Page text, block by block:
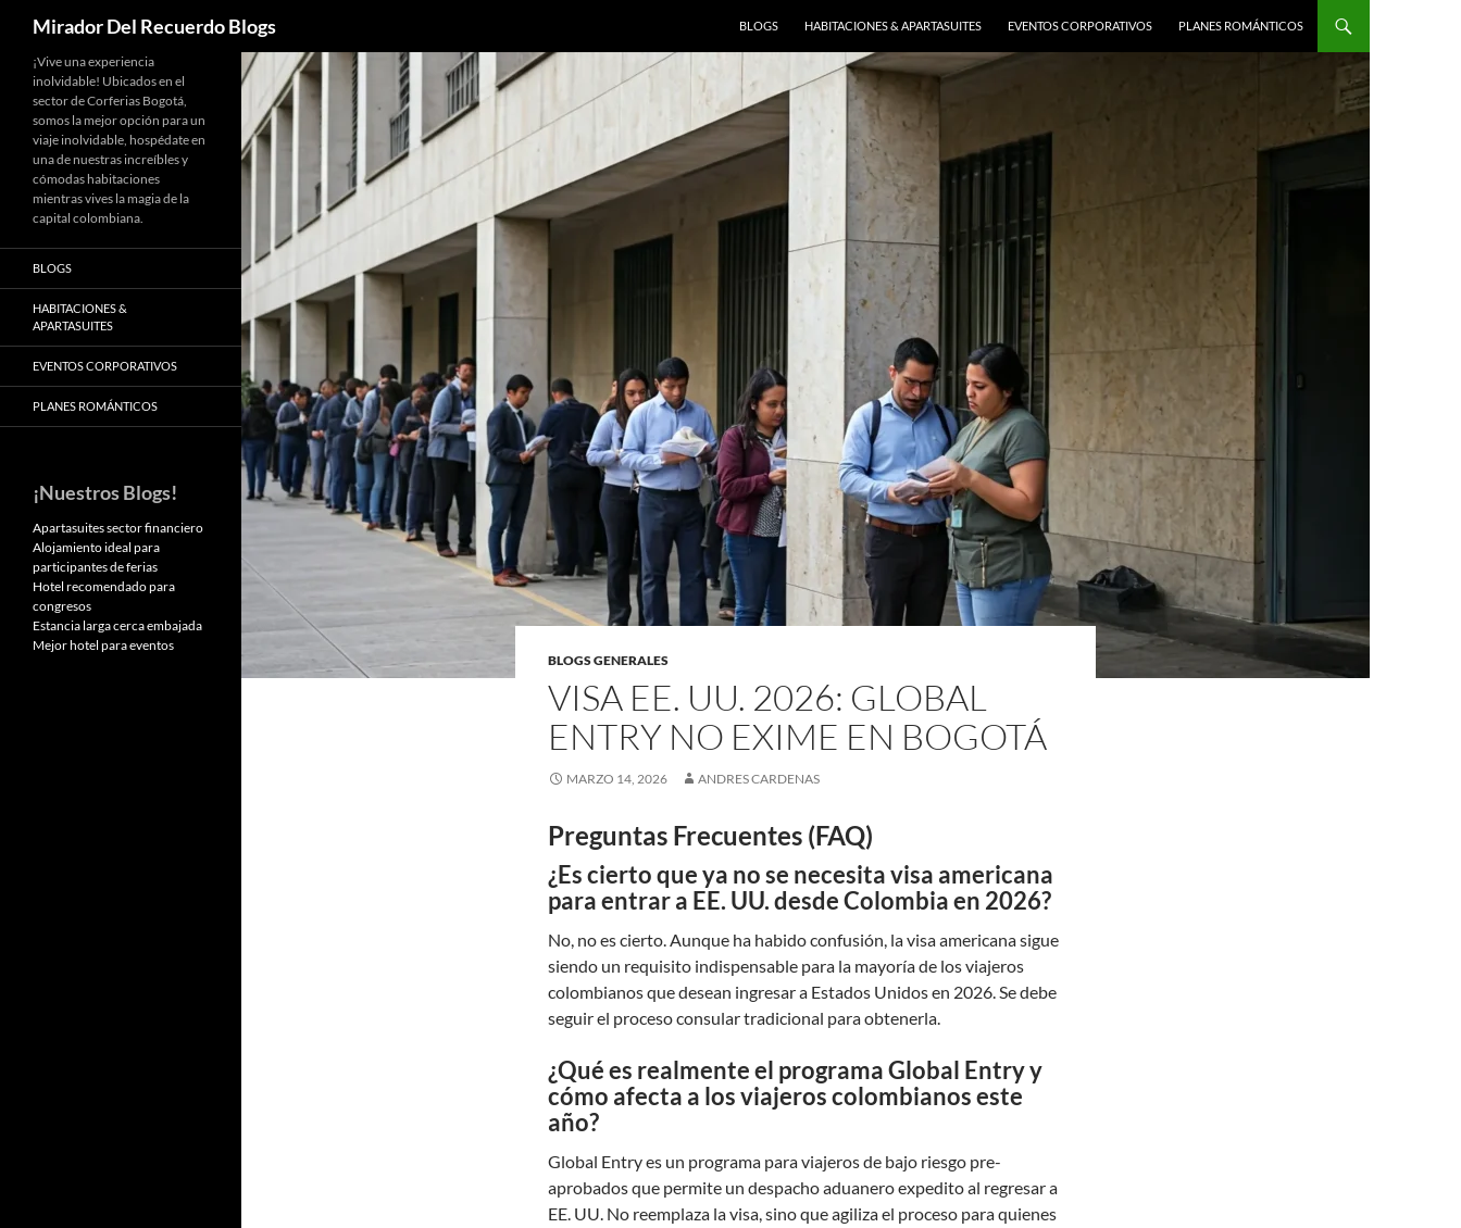
Saltar
contenido
Mirador Del Recuerdo Blogs BLOGS HABITACIONES & APARTASUITES EVENTOS CORPORATIVOS PLANES ROMÁNTICOS
BLOGS GENERALES
VISA EE. UU. 2026: GLOBAL
ENTRY NO EXIME EN BOGOTÁ
MARZO 14, 2026 ANDRES CARDENAS
Preguntas Frecuentes (FAQ)
¿Es cierto que ya no se necesita visa americana
para entrar a EE. UU. desde Colombia en 2026?
No, no es cierto. Aunque ha habido confusión, la visa americana sigue
siendo un requisito indispensable para la mayoría de los viajeros
colombianos que desean ingresar a Estados Unidos en 2026. Se debe
seguir el proceso consular tradicional para obtenerla.
¿Qué es realmente el programa Global Entry y
cómo afecta a los viajeros colombianos este
año?
Global Entry es un programa para viajeros de bajo riesgo pre-
aprobados que permite un despacho aduanero expedito al regresar a
EE. UU. No reemplaza la visa, sino que agiliza el proceso para quienes
¡Vive una experiencia
inolvidable! Ubicados en el
sector de Corferias Bogotá,
somos la mejor opción para un
viaje inolvidable, hospédate en
una de nuestras increíbles y
cómodas habitaciones
mientras vives la magia de la
capital colombiana.
BLOGS
HABITACIONES &
APARTASUITES
EVENTOS CORPORATIVOS
PLANES ROMÁNTICOS
¡Nuestros Blogs!
Apartasuites sector financiero
Alojamiento ideal para
participantes de ferias
Hotel recomendado para
congresos
Estancia larga cerca embajada
Mejor hotel para eventos